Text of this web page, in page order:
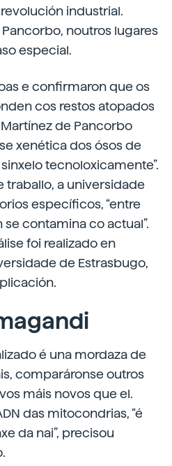
industrial.
noutros lugares
especial.
e confirmaron que os
cos restos atopados
de Pancorbo
xenética dos ósos de
tecnoloxicamente”.
traballo, a universidade
específicos, “entre
se contamina co actual”.
foi realizado en
de Estrasbugo,
é una mordaza de
comparáronse outros
máis novos que el.
das mitocondrias, “é
da nai”, precisou